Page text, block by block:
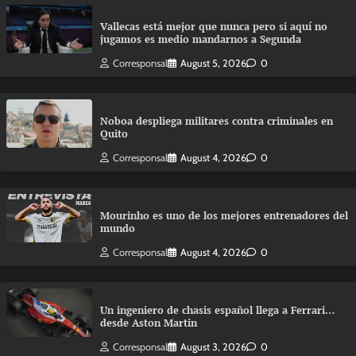
Vallecas está mejor que nunca pero si aquí no
jugamos es medio mandarnos a Segunda
Corresponsal August 5, 2026 0
Noboa despliega militares contra criminales en
Quito
Corresponsal August 4, 2026 0
Mourinho es uno de los mejores entrenadores del
mundo
Corresponsal August 4, 2026 0
Un ingeniero de chasis español llega a Ferrari…
desde Aston Martin
Corresponsal August 3, 2026 0